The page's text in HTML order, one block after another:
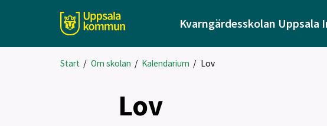
Kvarngärdesskolan Uppsala
Start / Om skolan / Kalendarium / Lov
Lov